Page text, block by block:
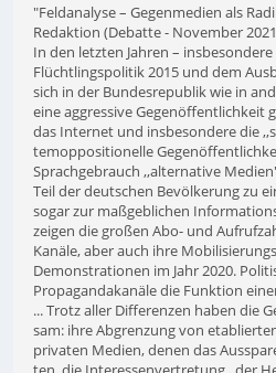
"Feld­ana­lyse – Gegen­me­dien als
Redaktion (Debatte - November
In den letzten Jahren –
Flücht­lings­po­li­tik 2015 und dem
sich in der Bun­des­re­pu­blik wie in
eine aggres­sive Gegen­öf­fent­lich­keit
das Inter­net und ins­be­son­dere die
te­m­op­po­si­tio­nelle
Sprach­ge­brauch ,,alter­na­tive
Teil der deut­schen Bevöl­ke­rung zu
sogar zur maß­geb­li­chen
zeigen die großen Abo- und
Kanäle, aber auch ihre
Demons­tra­tio­nen im Jahr 2020.
Pro­pa­gan­da­ka­näle die Funk­tion
... Trotz aller Dif­fe­ren­zen haben die
sam: ihre Abgren­zung von
pri­va­ten Medien, denen das